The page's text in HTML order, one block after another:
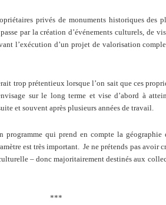
privés de monuments historiques des
par la création d’événements culturels, de
l’exécution d’un projet de valorisation
trop prétentieux lorsque l’on sait que ces
sur le long terme et vise d’abord à
et souvent après plusieurs années de travail.
qui prend en compte la
est très important. Je ne prétends pas avoir
– donc majoritairement destinés aux
***